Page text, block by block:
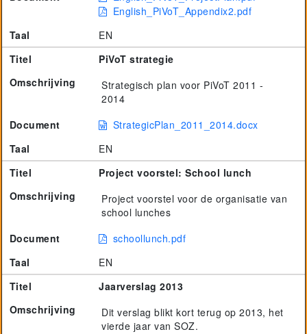
English_PiVoT_Appendix2.pdf
Taal
EN
Titel
PiVoT strategie
Omschrijving
Strategisch plan voor PiVoT 2011 -
2014
Document
StrategicPlan_2011_2014.docx
Taal
EN
Titel
Project voorstel: School lunch
Omschrijving
Project voorstel voor de organisatie van
school lunches
Document
schoollunch.pdf
Taal
EN
Titel
Jaarverslag 2013
Omschrijving
Dit verslag blikt kort terug op 2013, het
vierde jaar van SOZ.